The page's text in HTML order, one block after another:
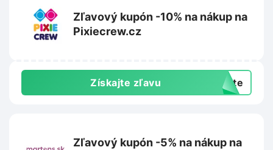
Zľavový kupón -10% na nákup na
Pixiecrew.cz
Získajte zľavu exte
Zľavový kupón -5% na nákup na